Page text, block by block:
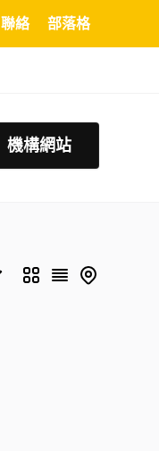
聯絡 部落格
機構網站